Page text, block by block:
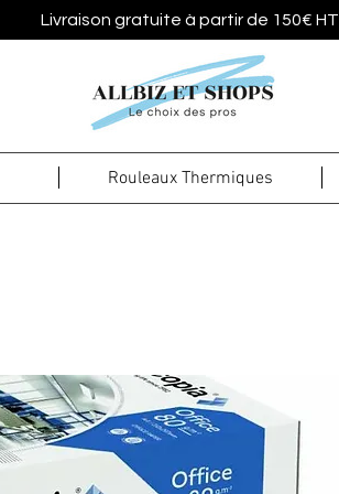
Livraison gratuite à partir de 150€ HT
Rouleaux Thermiques